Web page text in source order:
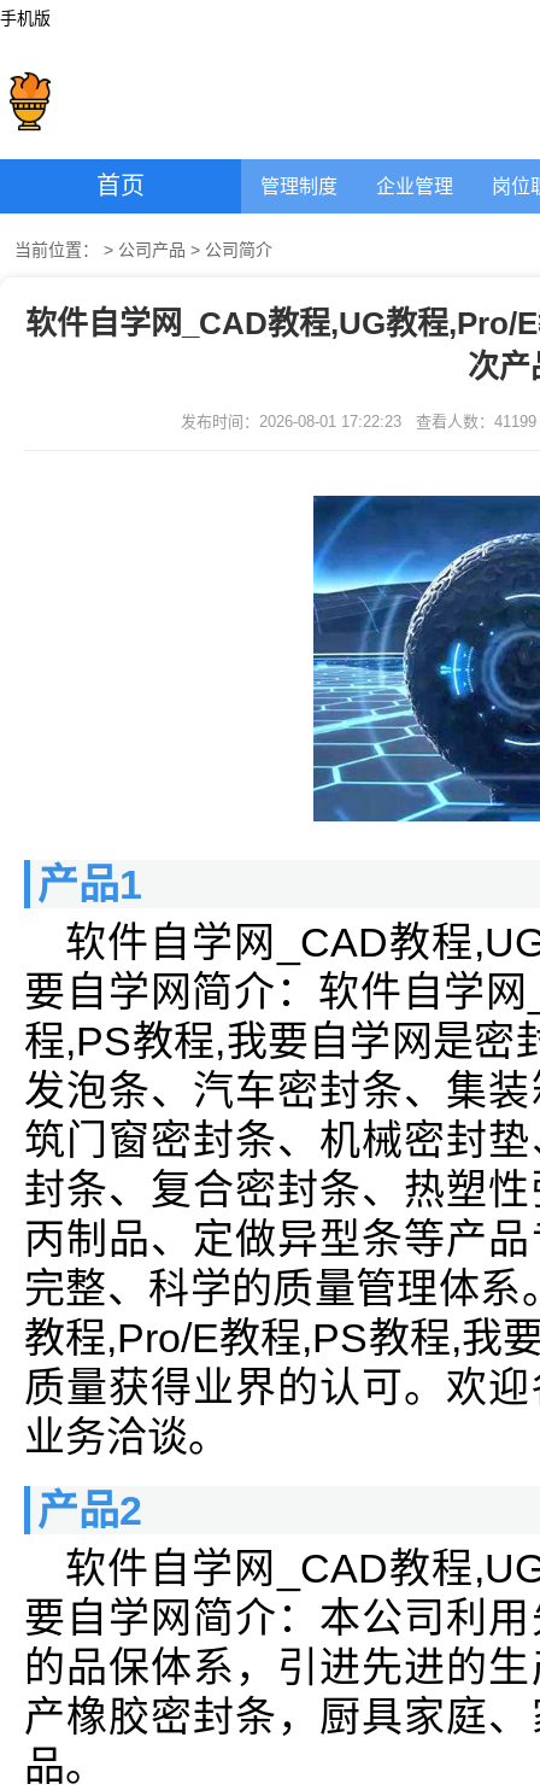
手机版
首页 管理制度 企业管理 岗位
当前位置： > 公司产品 > 公司简介
软件自学网_CAD教程,UG教程,Pro/
次产
发布时间：2026-08-01 17:22:23 查看人数： 41199
产品1
软件自学网_CAD教程
要自学网简介：软件自学
程,PS教程,我要自学网是密
发泡条、汽车密封条、集
筑门窗密封条、机械密封
封条、复合密封条、热塑
丙制品、定做异型条等产
完整、科学的质量管理体
教程,Pro/E教程,PS教程,我
质量获得业界的认可。欢
业务洽谈。
产品2
软件自学网_CAD教程
要自学网简介：本公司利
的品保体系，引进先进的
产橡胶密封条，厨具家庭
品。